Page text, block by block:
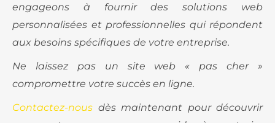
engageons à fournir des solutions web
personnalisées et professionnelles qui répondent
aux besoins spécifiques de votre entreprise.
Ne laissez pas un site web « pas cher »
compromettre votre succès en ligne.
Contactez-nous dès maintenant pour découvrir